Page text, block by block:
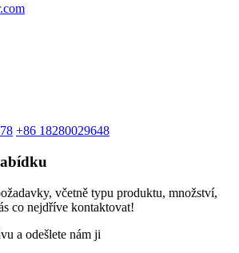
+86 18280029648
včetně typu produktu, množství,
co nejdříve kontaktovat!
a odešlete nám ji